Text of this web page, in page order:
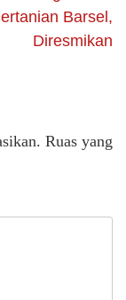
Barsel,
Diresmikan
Ruas yang